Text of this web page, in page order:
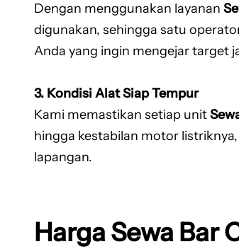
Dengan menggunakan layanan
digunakan, sehingga satu
Anda yang ingin mengejar target
3. Kondisi Alat Siap Tempur
Kami memastikan setiap unit
hingga kestabilan motor
lapangan.
Harga Sewa Bar